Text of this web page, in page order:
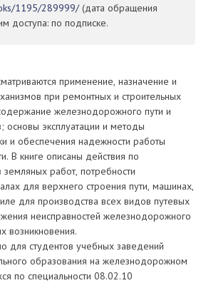
1195/289999/(дата обращения
доступа: по подписке.
применение, назначение и
при ремонтных и строительных
железнодорожного пути и
основы эксплуатации и методы
и обеспечения надежности работы
В книге описаны действия по
работ, потребности
для верхнего строения пути, машинах,
для производства всех видов путевых
неисправностей железнодорожного
возникновения.
для студентов учебных заведений
образования на железнодорожном
по специальности 08.02.10